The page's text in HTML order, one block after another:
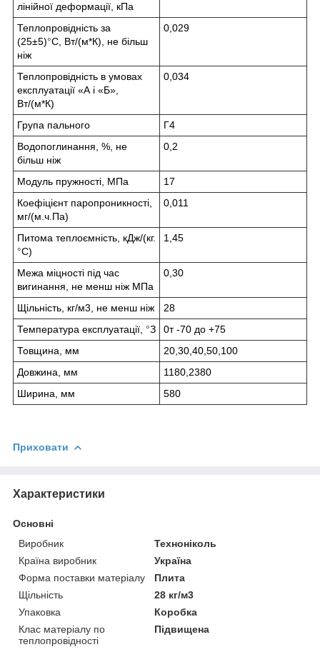
лінійної деформації, кПа
Теплопровідність за
(25±5)°С, Вт/(м*К), не більш
ніж
0,029
Теплопровідність в умовах
експлуатації «А і «Б»,
Вт/(м*К)
0,034
Група пального
Г4
Водопоглинання, %, не
більш ніж
0,2
Модуль пружності, МПа
17
Коефіцієнт паропроникності,
мг/(м.ч.Па)
0,011
Питома теплоємність, кДж/(кг.
°С)
1,45
Межа міцності під час
вигинання, не менш ніж МПа
0,30
Щільність, кг/м3, не менш ніж
28
Температура експлуатації, °З
0т -70 до +75
Товщина, мм
20,30,40,50,100
Довжина, мм
1180,2380
Ширина, мм
580
Приховати
Характеристики
Основні
Виробник
Техноніколь
Країна виробник
Україна
Форма поставки матеріалу
Плита
Щільність
28 кг/м3
Упаковка
Коробка
Клас матеріалу по
теплопровідності
Підвищена